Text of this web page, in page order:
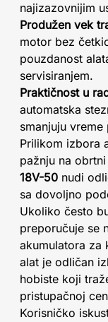
najizazovnijim
Produžen vek
motor bez
pouzdanost
servisiranjem.
Praktičnost u
automatska
smanjuju
Prilikom izbora
pažnju na
18V-50 nudi
sa dovoljno
Ukoliko često
preporučuje se
akumulatora za
alat je odličan
hobiste koji
pristupačnoj
Korisničko